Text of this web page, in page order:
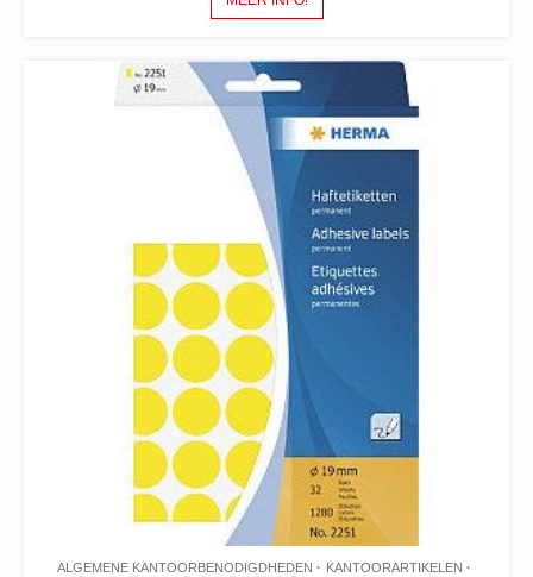
ALGEMENE KANTOORBENODIGDHEDEN
KANTOORARTIKELEN